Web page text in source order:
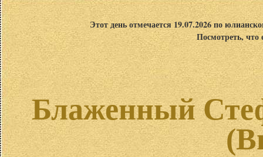
Этот день отмечается 19.07.2026 по
Посмотреть,
Блаженный